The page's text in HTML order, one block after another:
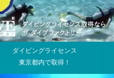
ダイビングライセンス
東京都内で取得！